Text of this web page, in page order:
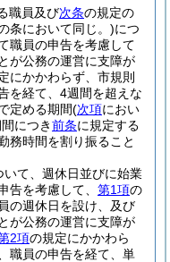
職員及び次条の規定の
条において同じ。)につ
職員の申告を考慮して
が公務の運営に支障が
にかかわらず、市規則
を経て、4週間を超えな
定める期間(次項におい
につき前条に規定する
務時間を割り振ること
て、週休日並びに始業
告を考慮して、 第1項の
の週休日を設け、及び
が公務の運営に支障が
2項の規定にかかわら
職員の申告を経て、単